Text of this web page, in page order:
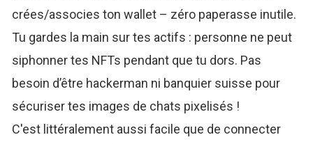
crées/associes ton wallet – zéro paperasse inutile.
Tu gardes la main sur tes actifs : personne ne peut
siphonner tes NFTs pendant que tu dors. Pas
besoin d’être hackerman ni banquier suisse pour
sécuriser tes images de chats pixelisés !
C'est littéralement aussi facile que de connecter